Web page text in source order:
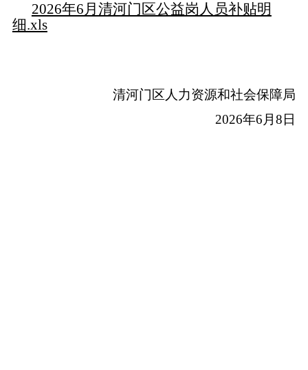
2026年6月清河门区公益岗人员补贴明
细.xls
清河门区人力资源和社会保障局
2026年6月8日